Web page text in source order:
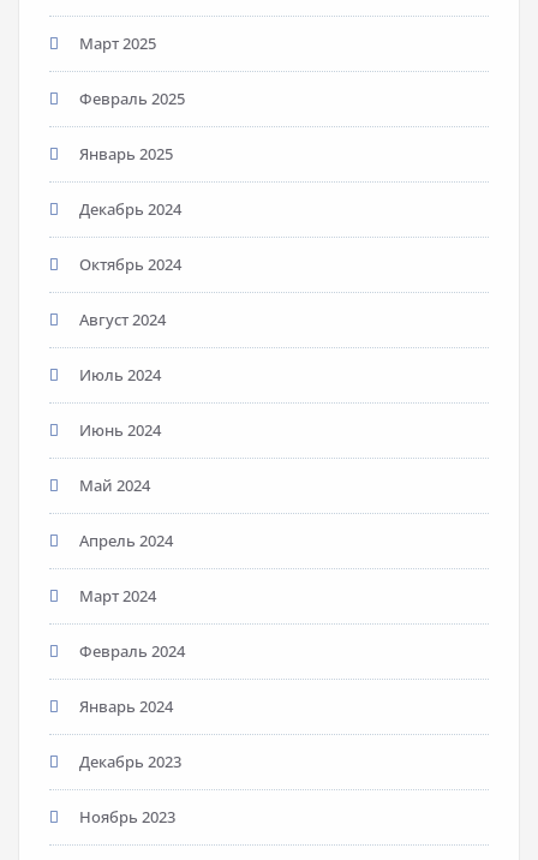
Март 2025
Февраль 2025
Январь 2025
Декабрь 2024
Октябрь 2024
Август 2024
Июль 2024
Июнь 2024
Май 2024
Апрель 2024
Март 2024
Февраль 2024
Январь 2024
Декабрь 2023
Ноябрь 2023